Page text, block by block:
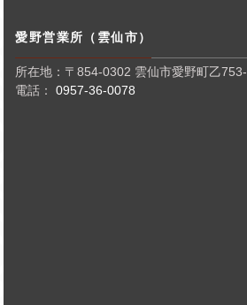
愛野営業所（雲仙市）
所在地：〒854-0302 雲仙市愛野町乙
電話：0957-36-0078